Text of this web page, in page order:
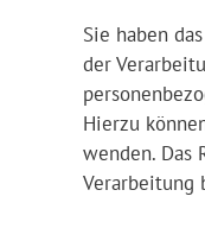
Sie haben
der
Hierzu
wenden. Das
Verarbeitung